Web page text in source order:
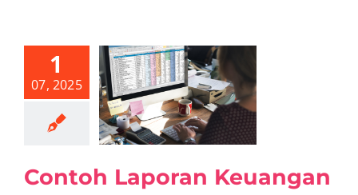
1
07, 2025
Laporan
Excel
Bisnis
Contoh Laporan Keuangan